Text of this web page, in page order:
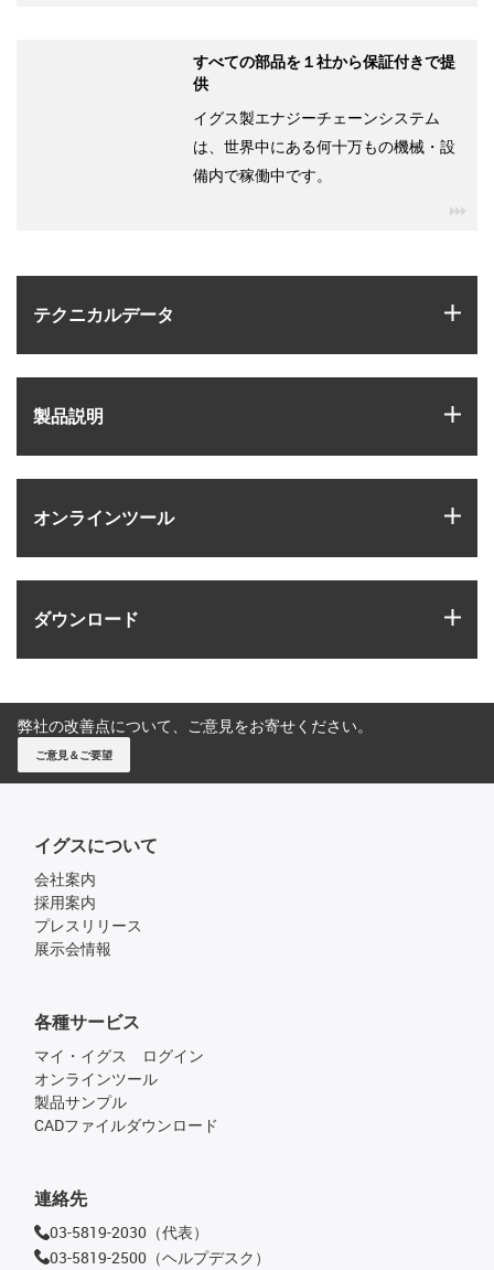
テクニカルデータ
製品説明
オンラインツール
ダウンロード
すべての部品を１社から保証付きで提
供
イグス製エナジーチェーンシステム
は、世界中にある何十万もの機械・設
備内で稼働中です。
弊社の改善点について、ご意見をお寄せください。
ご意見＆ご要望
イグスについて
会社案内
採用案内
プレスリリース
展示会情報
各種サービス
マイ・イグス ログイン
オンラインツール
製品サンプル
CADファイルダウンロード
連絡先
03-5819-2030（代表）
03-5819-2500（ヘルプデスク）